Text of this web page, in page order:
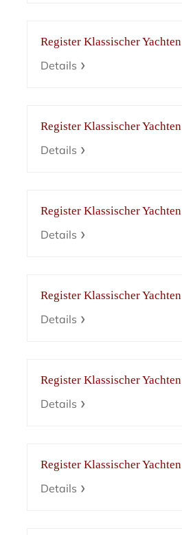
Register Klassischer Yachten
Details
Register Klassischer Yachten
Details
Register Klassischer Yachten
Details
Register Klassischer Yachten
Details
Register Klassischer Yachten
Details
Register Klassischer Yachten
Details